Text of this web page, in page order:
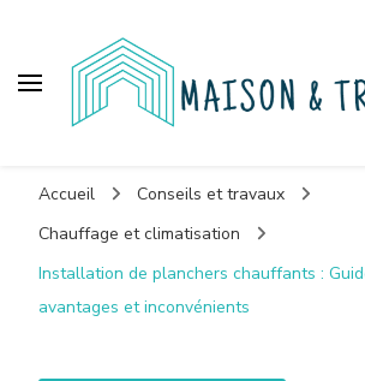
Accueil
Conseils et travaux
Chauffage et climatisation
Installation de planchers chauffants :
avantages et inconvénients